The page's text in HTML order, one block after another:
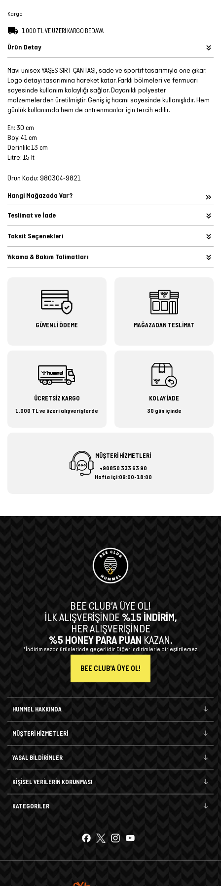
Kargo
1.000 TL VE ÜZERİ KARGO BEDAVA
Ürün Detay
Mavi unisex YAŞES SIRT ÇANTASI, sade ve sportif tasarımıyla öne çıkar.
Logo detayı tasarımına hareket katar. Farklı bölmeleri ve fermuarı
sayesinde kullanım kolaylığı sağlar. Dayanıklı polyester
malzemelerden üretilmiştir. Geniş iç hacmi sayesinde kullanışlıdır. Hem
günlük kullanımda hem de antrenmanlar için tercih edilir.
En: 30 cm
Boy: 41 cm
Derinlik: 13 cm
Litre: 15 lt
Ürün Kodu: 980304-9821
Hangi Mağazada Var?
Teslimat ve İade
Taksit Seçenekleri
Yıkama & Bakım Talimatları
GÜVENLİ ÖDEME MAĞAZADAN TESLİMAT
ÜCRETSİZ KARGO
1.000 TL ve üzeri alışverişlerde
KOLAY İADE
30 gün içinde
MÜŞTERİ HİZMETLERİ
+90850 333 63 90
Hafta içi:09:00-18:00
HUMMEL HAKKINDA
MÜŞTERİ HİZMETLERİ
YASAL BİLDİRİMLER
KİŞİSEL VERİLERİN KORUNMASI
KATEGORİLER
BEE CLUB’A ÜYE OL!
İLK ALIŞVERİŞİNDE %15 İNDİRİM,
HER ALIŞVERİŞİNDE
%5 HONEY PARA PUAN KAZAN.
*İndirim sezon ürünlerinde geçerlidir. Diğer indirimlerle birleştirilemez.
BEE CLUB'A ÜYE OL!